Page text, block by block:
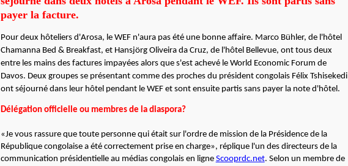
payer la facture.
Pour deux hôteliers d'Arosa, le WEF n'aura pas été une bonne affaire. Marco Bühler, de l'hôtel
Chamanna Bed & Breakfast, et Hansjörg Oliveira da Cruz, de l'hôtel Bellevue, ont tous deux
entre les mains des factures impayées alors que s'est achevé le World Economic Forum de
Davos. Deux groupes se présentant comme des proches du président congolais Félix Tshisekedi
ont séjourné dans leur hôtel pendant le WEF et sont ensuite partis sans payer la note d'hôtel.
Délégation officielle ou membres de la diaspora?
«Je vous rassure que toute personne qui était sur l'ordre de mission de la Présidence de la
République congolaise a été correctement prise en charge», réplique l'un des directeurs de la
communication présidentielle au médias congolais en ligne Scooprdc.net. Selon un membre de